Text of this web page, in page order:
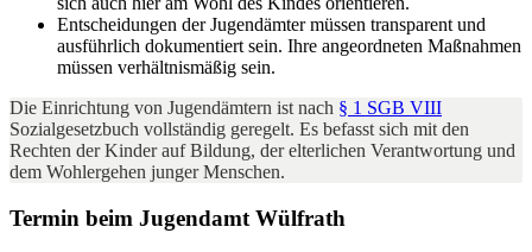
Entscheidungen der Jugendämter müssen transparent und
ausführlich dokumentiert sein. Ihre angeordneten Maßnahmen
müssen verhältnismäßig sein.
Die Einrichtung von Jugendämtern ist nach § 1 SGB VIII
Sozialgesetzbuch vollständig geregelt. Es befasst sich mit den
Rechten der Kinder auf Bildung, der elterlichen Verantwortung und
dem Wohlergehen junger Menschen.
Termin beim Jugendamt Wülfrath